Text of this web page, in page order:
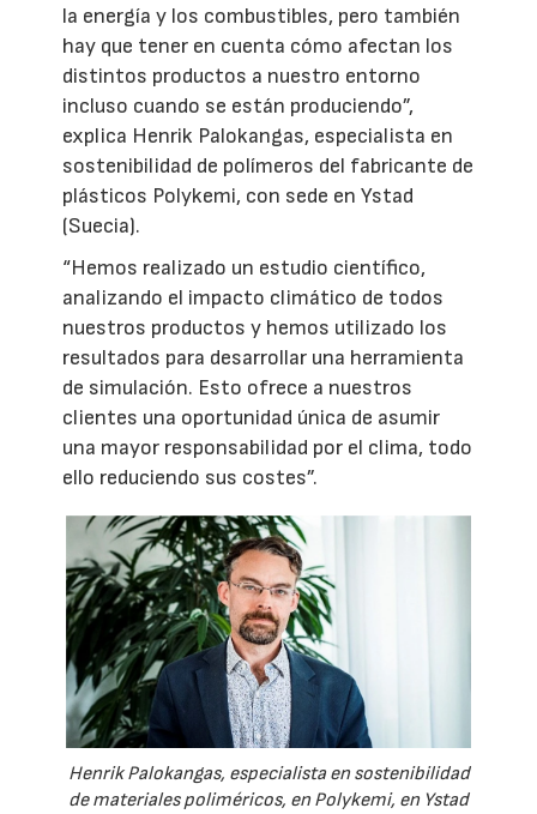
la energía y los combustibles, pero también
hay que tener en cuenta cómo afectan los
distintos productos a nuestro entorno
incluso cuando se están produciendo”,
explica Henrik Palokangas, especialista en
sostenibilidad de polímeros del fabricante de
plásticos Polykemi, con sede en Ystad
(Suecia).
“Hemos realizado un estudio científico,
analizando el impacto climático de todos
nuestros productos y hemos utilizado los
resultados para desarrollar una herramienta
de simulación. Esto ofrece a nuestros
clientes una oportunidad única de asumir
una mayor responsabilidad por el clima, todo
ello reduciendo sus costes”.
Henrik Palokangas, especialista en sostenibilidad
de materiales poliméricos, en Polykemi, en Ystad